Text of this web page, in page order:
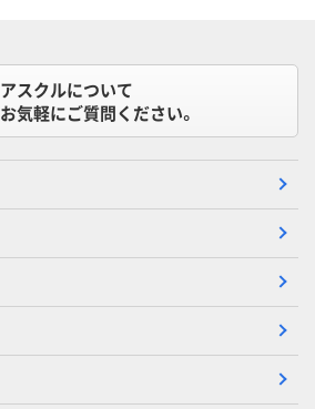
アスクルについて
お気軽にご質問ください。